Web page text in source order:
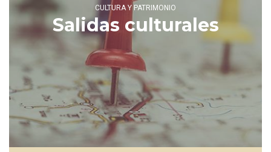
Salidas culturales
CULTURA Y PATRIMONIO